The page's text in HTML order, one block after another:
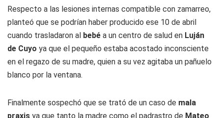
Respecto a las lesiones internas compatible con zamarreo,
planteó que se podrían haber producido ese 10 de abril
cuando trasladaron al bebé a un centro de salud en Luján
de Cuyo ya que el pequeño estaba acostado inconsciente
en el regazo de su madre, quien a su vez agitaba un pañuelo
blanco por la ventana.
Finalmente sospechó que se trató de un caso de mala
praxis ya que tanto la madre como el padrastro de Mateo